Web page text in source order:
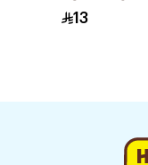
13